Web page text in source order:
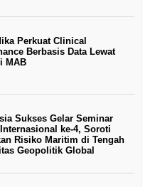
Perkuat Clinical
Berbasis Data Lewat
MAB
Sukses Gelar Seminar
ke-4, Soroti
Risiko Maritim di Tengah
Geopolitik Global